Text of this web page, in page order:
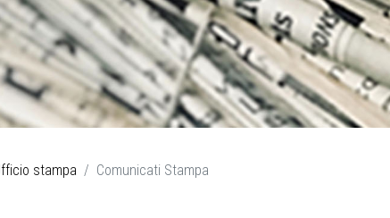
stampa Comunicati Stampa